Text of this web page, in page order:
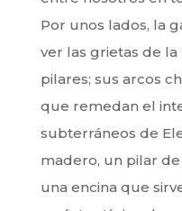
Por unos lados, la
ver las grietas de
pilares; sus arcos
que remedan el
subterráneos de
madero, un pilar
una encina que